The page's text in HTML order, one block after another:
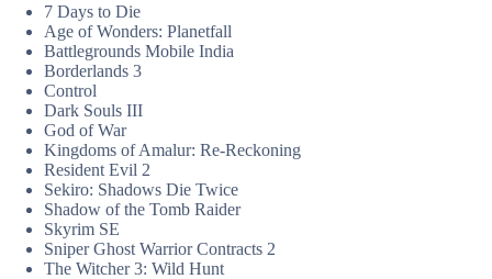
7 Days to Die
Age of Wonders: Planetfall
Battlegrounds Mobile India
Borderlands 3
Control
Dark Souls III
God of War
Kingdoms of Amalur: Re-Reckoning
Resident Evil 2
Sekiro: Shadows Die Twice
Shadow of the Tomb Raider
Skyrim SE
Sniper Ghost Warrior Contracts 2
The Witcher 3: Wild Hunt